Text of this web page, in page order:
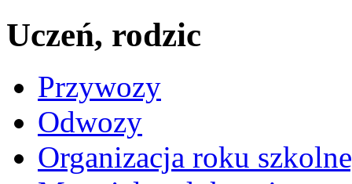
Uczeń, rodzic
Przywozy
Odwozy
Organizacja roku